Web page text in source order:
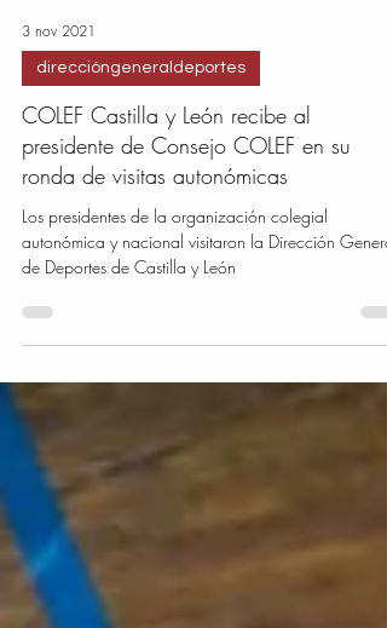
3 nov 2021
direccióngeneraldeportes
COLEF Castilla y León recibe al
presidente de Consejo COLEF en su
ronda de visitas autonómicas
Los presidentes de la organización colegial
de Deportes de Castilla y León